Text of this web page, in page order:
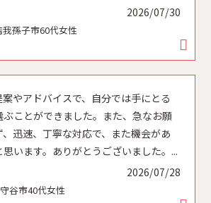
ステモ店
2026/07/30
我孫子市60代女性
やアドバイスで、自分では手にとる
ぶことができました。また、急なお願
迅速、丁寧な対応で、また機会があ
います。ありがとうございました。...
2026/07/28
守谷市40代女性